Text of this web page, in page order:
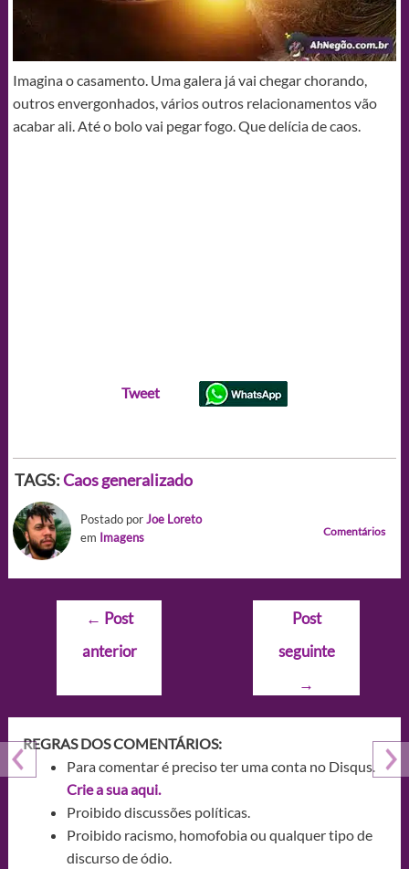
Imagina o casamento. Uma galera já vai chegar chorando,
outros envergonhados, vários outros relacionamentos vão
acabar ali. Até o bolo vai pegar fogo. Que delícia de caos.
Tweet
TAGS:Caos generalizado
Postado porJoe Loreto
em Imagens Comentários
Navegação
Post
← Post
anterior
Post
seguinte
→
REGRAS DOS COMENTÁRIOS:
Para comentar é preciso ter uma conta no Disqus.
Crie a sua aqui.
Proibido discussões políticas.
Proibido racismo, homofobia ou qualquer tipo de
discurso de ódio.